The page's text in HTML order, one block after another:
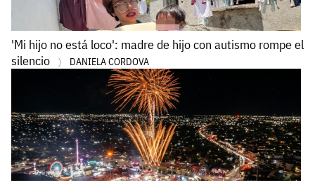
'Mi hijo no está loco': madre de hijo con autismo rompe el
silencio
DANIELA CORDOVA